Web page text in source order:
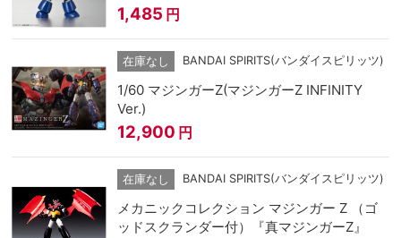
1,485 円
在庫なし BANDAI SPIRITS(バンダイスピリッツ)
1/60 マジンガーZ(マジンガーZ INFINITY
Ver.)
12,900 円
在庫なし BANDAI SPIRITS(バンダイスピリッツ)
メカニックコレクション マジンガー Z （ゴ
ッドスクランダー付）『真マジンガーZ』